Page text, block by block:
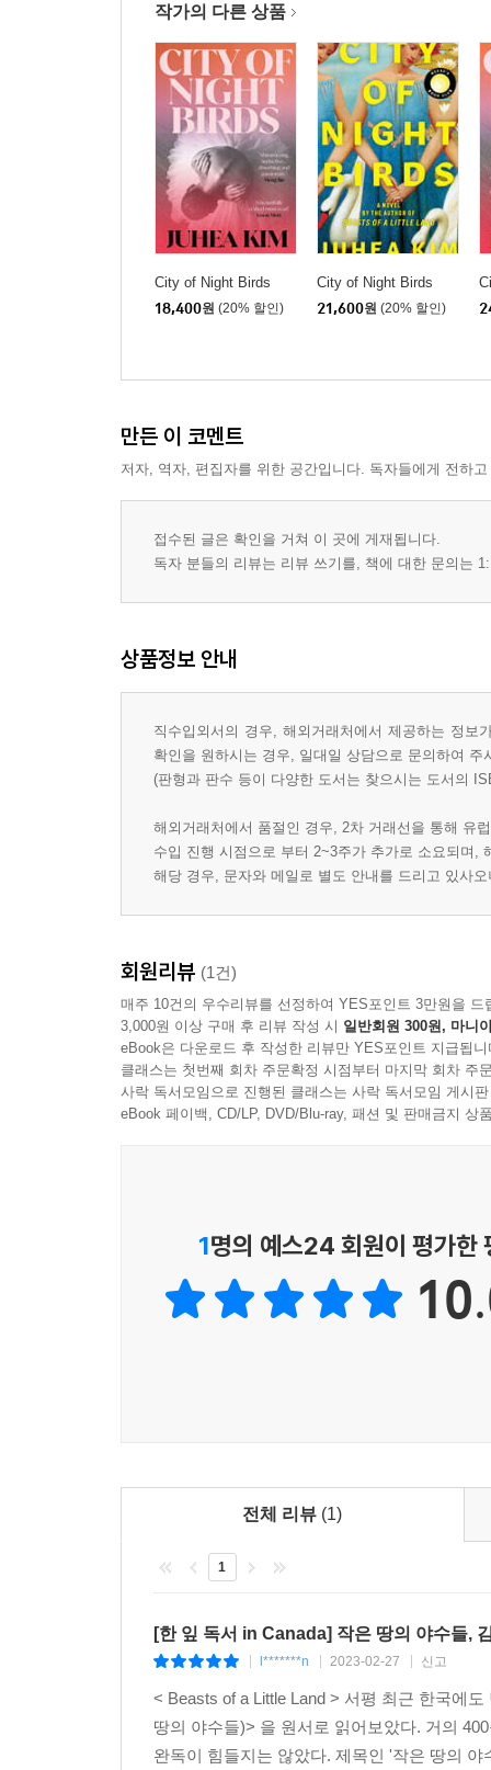
작가의 다른 상품
City of Night Birds
18,400원 (20% 할인)
City of Night Birds
21,600원 (20% 할인)
만든 이 코멘트
저자, 역자, 편집자를 위한 공간입니다. 독자들에게 전하
접수된 글은 확인을 거쳐 이 곳에 게재됩니다.
독자 분들의 리뷰는 리뷰 쓰기를, 책에 대한 문의는
상품정보 안내
직수입외서의 경우, 해외거래처에서 제공하는 정
확인을 원하시는 경우, 일대일 상담으로 문의하여 주
(판형과 판수 등이 다양한 도서는 찾으시는 도서의
해외거래처에서 품절인 경우, 2차 거래선을 통해 유
수입 진행 시점으로 부터 2~3주가 추가로 소요되며,
해당 경우, 문자와 메일로 별도 안내를 드리고 있사
회원리뷰 (1건)
매주 10건의 우수리뷰를 선정하여 YES포인트 3만원을 드
3,000원 이상 구매 후 리뷰 작성 시 일반회원 300원, 마니
eBook은 다운로드 후 작성한 리뷰만 YES포인트 지급됩니
클래스는 첫번째 회차 주문확정 시점부터 마지막 회차 주
사락 독서모임으로 진행된 클래스는 사락 독서모임 게시
eBook 페이백, CD/LP, DVD/Blu-ray, 패션 및 판매금지 상
1명의 예스24 회원이 평가한
전체 리뷰 (1)
1
[한 잎 독서 in Canada] 작은 땅의 야수들,
l*******n 2023-02-27 신고
< Beasts of a Little Land > 서평 최근 한국에
땅의 야수들)> 을 원서로 읽어보았다. 거의
완독이 힘들지는 않았다. 제목인 '작은 땅의